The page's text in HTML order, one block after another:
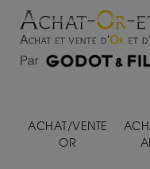
ACHAT/VENTE
OR